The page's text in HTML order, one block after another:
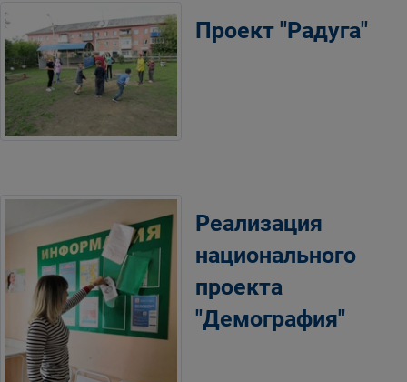
Проект "Радуга"
Реализация
национального
проекта
"Демография"